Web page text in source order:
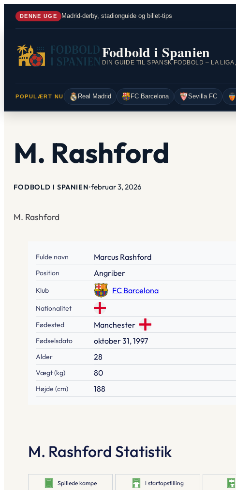
Spring
DENNE UGE Madrid-derby, stadionguide og billet-tips
Fodbold i Spanien
POPULÆRT NU Real Madrid FC Barcelona Sevilla FC
M. Rashford
FODBOLD I SPANIEN•februar 3, 2026
M. Rashford
Fulde navn Marcus Rashford
Position Angriber
Klub FC Barcelona
Nationalitet
Fødested
Manchester
Fødselsdato oktober 31, 1997
Alder 28
Vægt (kg) 80
Højde (cm) 188
M. Rashford Statistik
Spillede kampe I startopstilling